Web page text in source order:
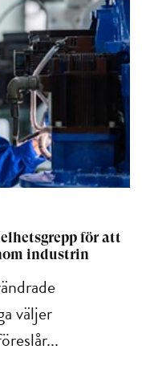
för att
industrin
väljer